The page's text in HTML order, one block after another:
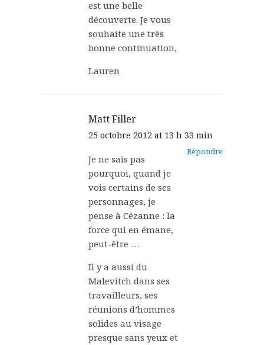
est une belle
découverte. Je vous
souhaite une très
bonne continuation,
Lauren
Matt Filler
25 octobre 2012 at 13 h 33 min
Répondre
Je ne sais pas
pourquoi, quand je
vois certains de ses
personnages, je
pense à Cézanne : la
force qui en émane,
peut-être …
Il y a aussi du
Malevitch dans ses
travailleurs, ses
réunions d’hommes
solides au visage
presque sans yeux et